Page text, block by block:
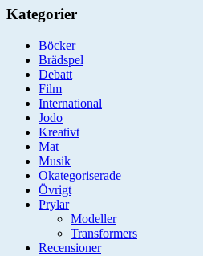
Kategorier
Böcker
Brädspel
Debatt
Film
International
Jodo
Kreativt
Mat
Musik
Okategoriserade
Övrigt
Prylar
Modeller
Transformers
Recensioner